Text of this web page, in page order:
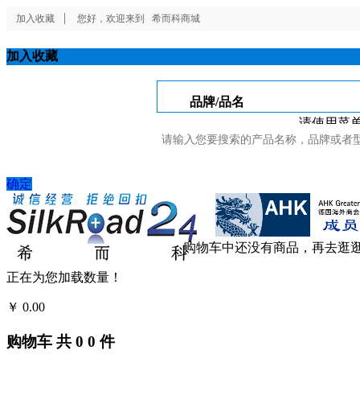
加入收藏 您好，欢迎来到 希而科商城
加入收藏
请使用菜
确定
购物车中还没有商品，再去逛
正在为您加载数量！
￥ 0.00
购物车 共 0 0 件
品牌/品名